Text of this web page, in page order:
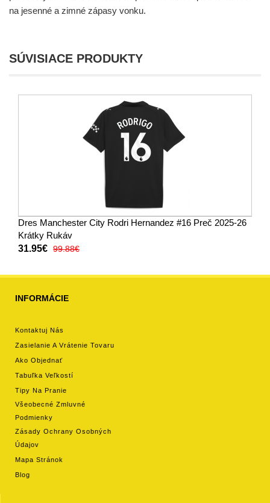
na jesenné a zimné zápasy vonku.
SÚVISIACE PRODUKTY
Dres Manchester City Rodri Hernandez #16 Preč 2025-26
Krátky Rukáv
31.95€ 99.88€
INFORMÁCIE
Kontaktuj Nás
Zasielanie A Vrátenie Tovaru
Ako Objednať
Tabuľka Veľkostí
Tipy Na Pranie
Všeobecné Zmluvné
Podmienky
Zásady Ochrany Osobných
Údajov
Mapa Stránok
Blog